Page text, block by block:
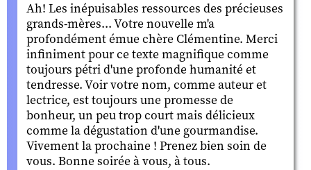
Ah! Les inépuisables ressources des précieuses
grands-mères... Votre nouvelle m'a
profondément émue chère Clémentine. Merci
infiniment pour ce texte magnifique comme
toujours pétri d'une profonde humanité et
tendresse. Voir votre nom, comme auteur et
lectrice, est toujours une promesse de
bonheur, un peu trop court mais délicieux
comme la dégustation d'une gourmandise.
Vivement la prochaine ! Prenez bien soin de
vous. Bonne soirée à vous, à tous.